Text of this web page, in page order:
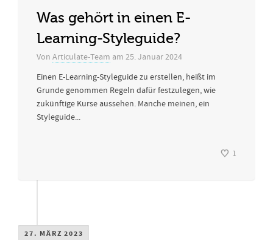
Was gehört in einen E-
Learning-Styleguide?
Von Articulate-Team am 25. Januar 2024
Einen E-Learning-Styleguide zu erstellen, heißt im
Grunde genommen Regeln dafür festzulegen, wie
zukünftige Kurse aussehen. Manche meinen, ein
Styleguide...
1
27. MÄRZ 2023